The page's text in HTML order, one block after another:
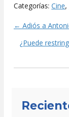
Categorías: Cine,
Posts
← Adiós a
¿Puede